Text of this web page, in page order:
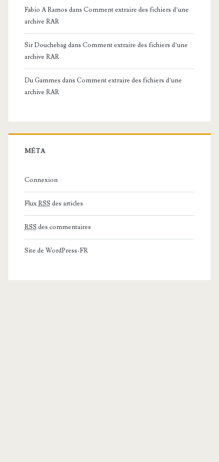
Fabio A Ramos dans Comment extraire des fichiers d’une
archive RAR
Sir Douchebagdans Comment extraire des fichiers d’une
archive RAR
Du Gammes dans Comment extraire des fichiers d’une
archive RAR
MÉTA
Connexion
FluxRSS des articles
RSS des commentaires
Site de WordPress-FR